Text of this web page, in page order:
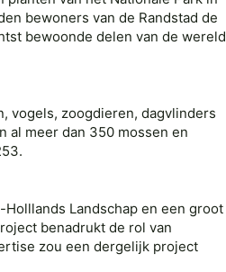
bewoners van de Randstad de
bewoonde delen van de wereld
vogels, zoogdieren, dagvlinders
al meer dan 350 mossen en
Landschap en een groot
benadrukt de rol van
zou een dergelijk project